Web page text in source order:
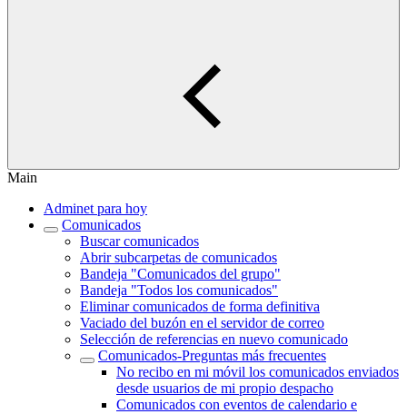
Main
Adminet para hoy
Comunicados
Buscar comunicados
Abrir subcarpetas de comunicados
Bandeja "Comunicados del grupo"
Bandeja "Todos los comunicados"
Eliminar comunicados de forma definitiva
Vaciado del buzón en el servidor de correo
Selección de referencias en nuevo comunicado
Comunicados-Preguntas más frecuentes
No recibo en mi móvil los comunicados enviados
desde usuarios de mi propio despacho
Comunicados con eventos de calendario e